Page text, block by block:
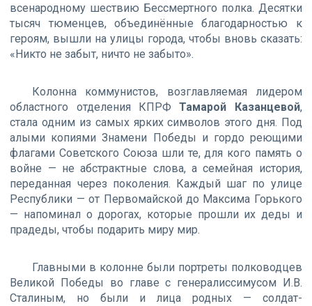
всенародному шествию Бессмертного полка. Десятки
тысяч тюменцев, объединённые благодарностью к
героям, вышли на улицы города, чтобы вновь сказать:
«Никто не забыт, ничто не забыто».
Колонна коммунистов, возглавляемая лидером
областного отделения КПРФТамарой Казанцевой,
стала одним из самых ярких символов этого дня. Под
алыми копиями Знамени Победы и гордо реющими
флагами Советского Союза шли те, для кого память о
войне — не абстрактные слова, а семейная история,
переданная через поколения. Каждый шаг по улице
Республики — от Первомайской до Максима Горького
— напоминал о дорогах, которые прошли их деды и
прадеды, чтобы подарить миру мир.
Главными в колонне были портреты полководцев
Великой Победы во главе с генералиссимусом И.В.
Сталиным, но были и лица родных — солдат-